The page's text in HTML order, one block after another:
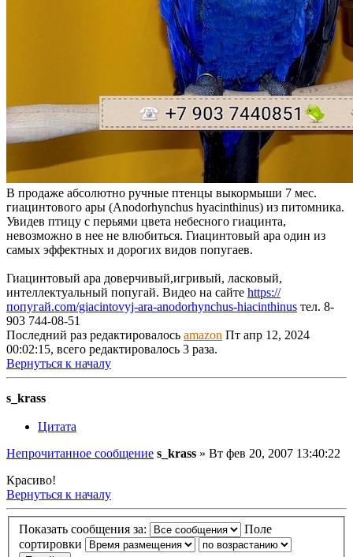
В продаже абсолютно ручные птенцы выкормыши 7 мес.
гиацинтового ары (Anodorhynchus hyacinthinus) из питомника.
Увидев птицу с перьями цвета небесного гиацинта,
невозможно в нее не влюбиться. Гиацинтовый ара один из
самых эффектных и дорогих видов попугаев.
Гиацинтовый ара доверчивый,игривый, ласковый,
интеллектуальный попугай. Видео на сайте https://
попугай.com/giacintovyj-ara-anodorhynchus-hiacinthinus тел. 8-
903 744-08-51
Последний раз редактировалось amazon Пт апр 12, 2024
00:02:15, всего редактировалось 3 раза.
Вернуться к началу
s_krass
Цитата
Непрочитанное сообщение s_krass » Вт фев 20, 2007 13:40:22
Красиво!
Вернуться к началу
Показать сообщения за:
Поле
сортировки